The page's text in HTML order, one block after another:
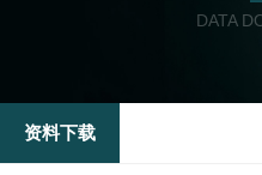
DATA
资料下载